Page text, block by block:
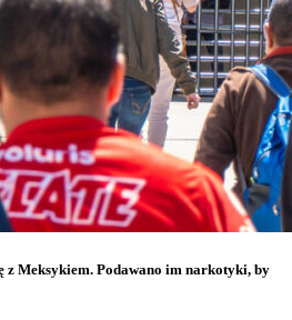
z Meksykiem. Podawano im narkotyki, by